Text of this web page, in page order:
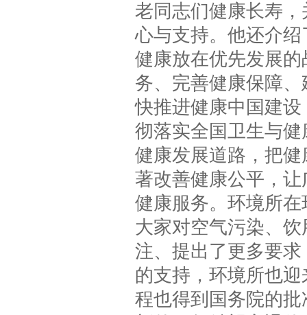
老同志们健康长寿
心与支持。他还介
健康放在优先发展
务、完善健康保障
快推进健康中国建
彻落实全国卫生与
健康发展道路，把
著改善健康公平，
健康服务。环境所
大家对空气污染、
注、提出了更多要
的支持，环境所也
程也得到国务院的批